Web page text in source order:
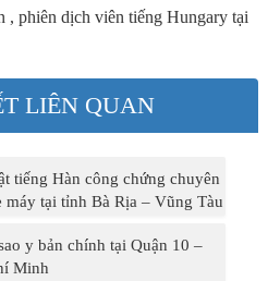
, phiên dịch viên tiếng Hungary tại
LIÊN QUAN
tiếng Hàn công chứng chuyên
máy tại tỉnh Bà Rịa – Vũng Tàu
y bản chính tại Quận 10 –
Minh